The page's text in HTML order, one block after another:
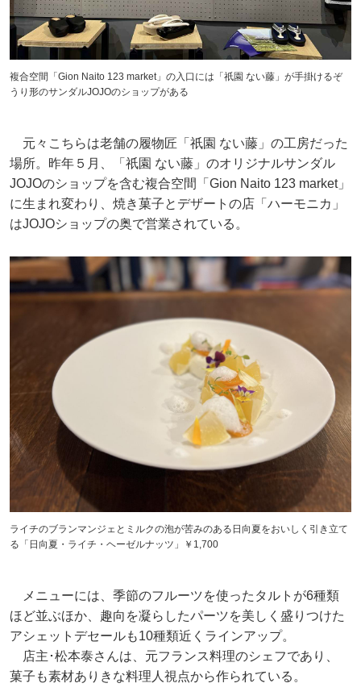
複合空間「Gion Naito 123 market」の入口には「祇園 ない藤」が手掛けるぞ
うり形のサンダルJOJOのショップがある
元々こちらは老舗の履物匠「祇園 ない藤」の工房だった
場所。昨年５月、「祇園 ない藤」のオリジナルサンダル
JOJOのショップを含む複合空間「Gion Naito 123 market」
に生まれ変わり、焼き菓子とデザートの店「ハーモニカ」
はJOJOショップの奥で営業されている。
ライチのブランマンジェとミルクの泡が苦みのある日向夏をおいしく引き立て
る「日向夏・ライチ・ヘーゼルナッツ」￥1,700
メニューには、季節のフルーツを使ったタルトが6種類
ほど並ぶほか、趣向を凝らしたパーツを美しく盛りつけた
アシェットデセールも10種類近くラインアップ。
店主･松本泰さんは、元フランス料理のシェフであり、
菓子も素材ありきな料理人視点から作られている。